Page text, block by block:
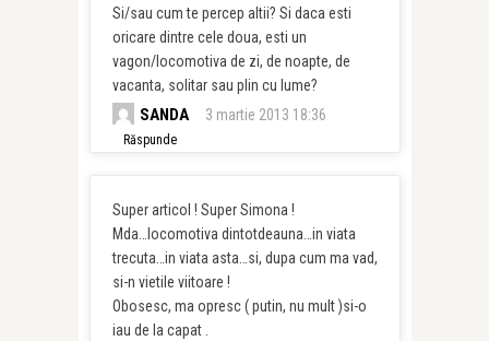
Si/sau cum te percep altii? Si daca esti
oricare dintre cele doua, esti un
vagon/locomotiva de zi, de noapte, de
vacanta, solitar sau plin cu lume?
SANDA 3 martie 2013 18:36
Răspunde
Super articol ! Super Simona !
Mda…locomotiva dintotdeauna…in viata
trecuta…in viata asta…si, dupa cum ma vad,
si-n vietile viitoare !
Obosesc, ma opresc ( putin, nu mult )si-o
iau de la capat .